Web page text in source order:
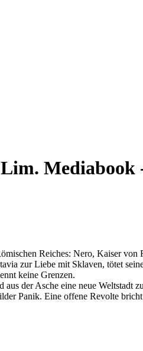
Mediabook
Reiches: Nero, Kaiser von
zur Liebe mit Sklaven, tötet
keine Grenzen.
der Asche eine neue Weltstadt
Panik. Eine offene Revolte